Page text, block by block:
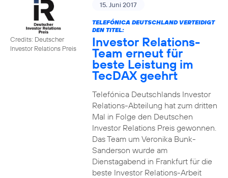
Credits: Deutscher
Investor Relations Preis
15. Juni 2017
TELEFÓNICA DEUTSCHLAND VERTEIDIGT
DEN TITEL:
Investor Relations-
Team erneut für
beste Leistung im
TecDAX geehrt
Telefónica Deutschlands Investor
Relations-Abteilung hat zum dritten
Mal in Folge den Deutschen
Investor Relations Preis gewonnen.
Das Team um Veronika Bunk-
Sanderson wurde am
Dienstagabend in Frankfurt für die
beste Investor Relations-Arbeit